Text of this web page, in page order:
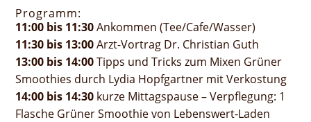
Programm:
11:00 bis 11:30Ankommen (Tee/Cafe/Wasser)
11:30 bis 13:00Arzt-Vortrag Dr. Christian Guth
13:00 bis 14:00Tipps und Tricks zum Mixen Grüner
Smoothies durch Lydia Hopfgartner mit Verkostung
14:00 bis 14:30 kurze Mittagspause – Verpflegung: 1
Flasche Grüner Smoothie von Lebenswert-Laden